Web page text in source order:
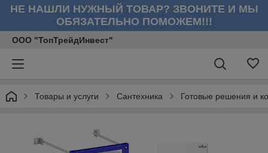
НЕ НАШЛИ НУЖНЫЙ ТОВАР? ЗВОНИТЕ И МЫ
ОБЯЗАТЕЛЬНО ПОМОЖЕМ!!!
ООО "ТопТрейдИнвест"
Товары и услуги Сантехника Готовые решения и